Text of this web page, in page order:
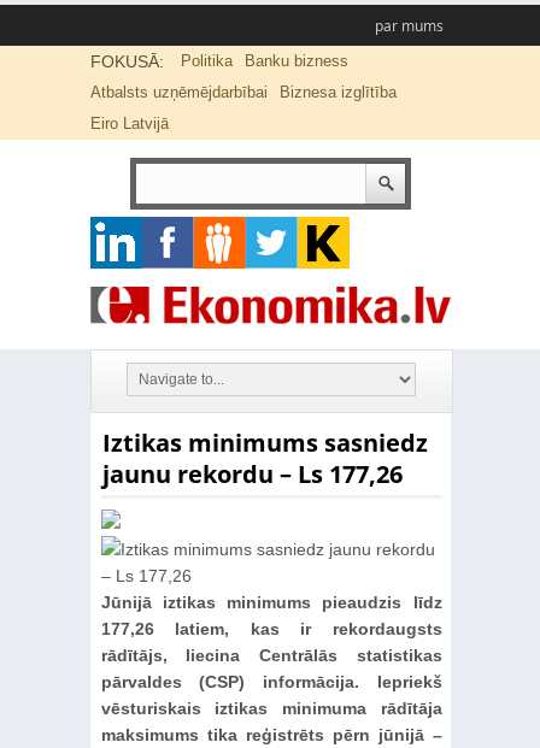
par mums
FOKUSĀ: Politika
Banku bizness
Atbalsts uzņēmējdarbībai
Biznesa izglītība
Eiro Latvijā
Iztikas minimums sasniedz
jaunu rekordu – Ls 177,26
Jūnijā iztikas minimums pieaudzis līdz
177,26 latiem, kas ir rekordaugsts
rādītājs, liecina Centrālās statistikas
pārvaldes (CSP) informācija. Iepriekš
vēsturiskais iztikas minimuma rādītāja
maksimums tika reģistrēts pērn jūnijā –